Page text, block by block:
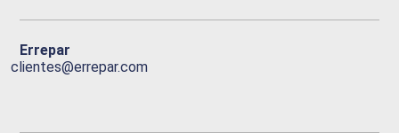
Errepar
clientes@errepar.com